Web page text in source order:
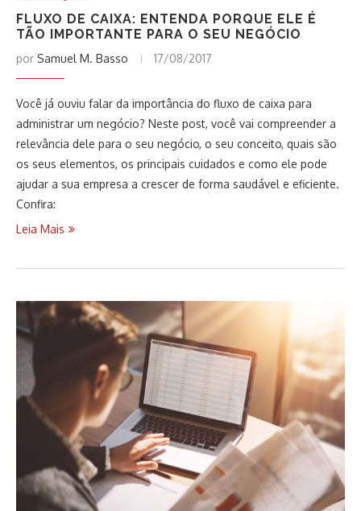
FLUXO DE CAIXA: ENTENDA PORQUE ELE É
TÃO IMPORTANTE PARA O SEU NEGÓCIO
por Samuel M. Basso 17/08/2017
Você já ouviu falar da importância do fluxo de caixa para
administrar um negócio? Neste post, você vai compreender a
relevância dele para o seu negócio, o seu conceito, quais são
os seus elementos, os principais cuidados e como ele pode
ajudar a sua empresa a crescer de forma saudável e eficiente.
Confira:
Leia Mais